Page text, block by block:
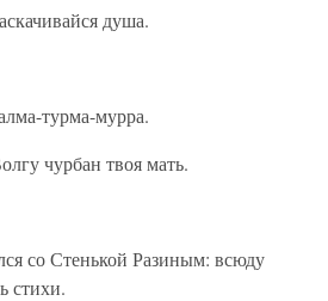
душа.
турма-мурра.
чурбан твоя мать.
со Стенькой Разиным: всюду
стихи.